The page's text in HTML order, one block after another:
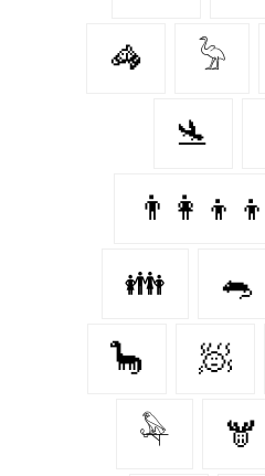
🦓 𓅦
🛬
👨‍👩‍👦‍👦
👪 🐀
🦕 🧖‍
𓅆 🫎